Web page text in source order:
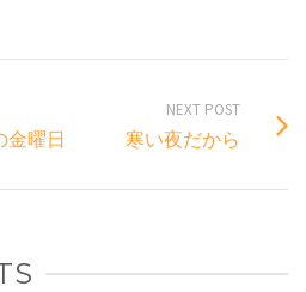
金曜日
NEXT POST
寒い夜だから